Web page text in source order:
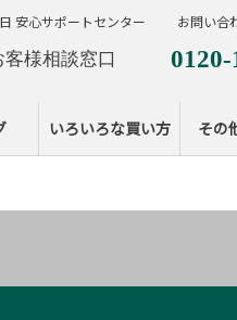
様相談窓口 0120-
いろいろな買い方 その
安心サポートセンター お問い合